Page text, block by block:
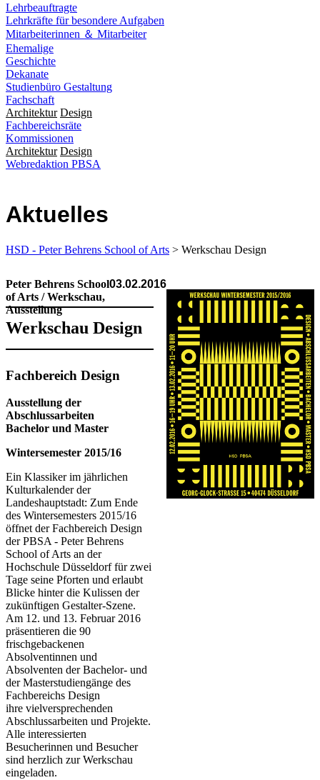
Lehrbeauftragte
Lehrkräfte für besondere Aufgaben
Mitarbeiterinnen ＆ Mitarbeiter
Ehemalige
Geschichte
Dekanate
Studienbüro Gestaltung
Fachschaft
Architektur Design
Fachbereichsräte
Kommissionen
Architektur Design
Webredaktion PBSA
Aktuelles
HSD - Peter Behrens School of Arts > Werkschau Design
Peter Behrens School
of Arts / Werkschau,
Ausstellung
03.02.2016
Werk­schau Design
​​​Fachbereich Design
Ausstellung der
Abschlussarbeiten
Bachelor und Master
Wintersemester 2015/16
Ein Klassiker im jährlichen
Kulturkalender der
Landeshauptstadt: Zum Ende
des Wintersemesters 2015/16
öffnet der Fachbereich Design
der PBSA - Peter Behrens
School of Arts an der
Hochschule Düsseldorf für zwei
Tage seine Pforten und erlaubt
Blicke hinter die Kulissen der
zukünftigen Gestalter-Szene.
Am 12. und 13. Februar 2016
präsentieren die 90
frischgebackenen
Absolventinnen und
Absolventen der Bachelor- und
der Masterstudiengänge des
Fachbereichs Design
ihre vielversprechenden
Abschlussarbeiten und Projekte.
Alle interessierten
Besucherinnen und Besucher
sind herzlich zur Werkschau
eingeladen.